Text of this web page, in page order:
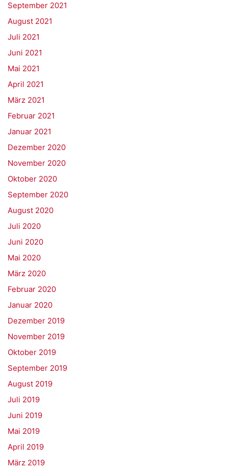
September 2021
August 2021
Juli 2021
Juni 2021
Mai 2021
April 2021
März 2021
Februar 2021
Januar 2021
Dezember 2020
November 2020
Oktober 2020
September 2020
August 2020
Juli 2020
Juni 2020
Mai 2020
März 2020
Februar 2020
Januar 2020
Dezember 2019
November 2019
Oktober 2019
September 2019
August 2019
Juli 2019
Juni 2019
Mai 2019
April 2019
März 2019